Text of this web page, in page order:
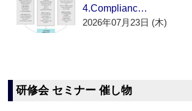
4.Complianc…
2026年07月23日 (木)
研修会 セミナー 催し物